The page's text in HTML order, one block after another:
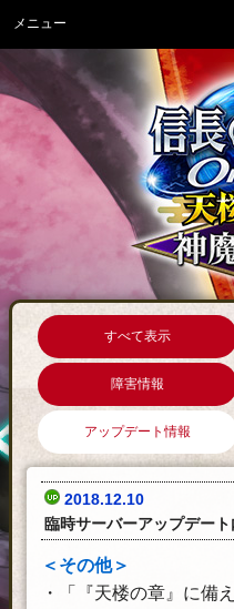
メニュー
トップページ
ゲーム紹介
サービス
コミュニティ
ネットカフェ
すべて表示
障害情報
アップデート情報
2018.12.10
臨時サーバーアップデート
＜その他＞
・「『天楼の章』に備